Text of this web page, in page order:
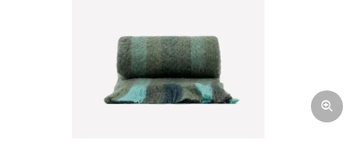
Correo electrónico